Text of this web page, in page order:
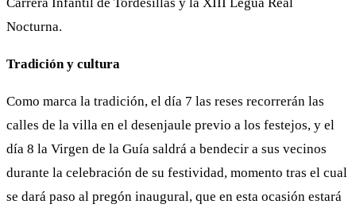
Nocturna.
Tradición y cultura
Como marca la tradición, el día 7 las reses recorrerán las
calles de la villa en el desenjaule previo a los festejos, y el
día 8 la Virgen de la Guía saldrá a bendecir a sus vecinos
durante la celebración de su festividad, momento tras el cual
se dará paso al pregón inaugural, que en esta ocasión estará